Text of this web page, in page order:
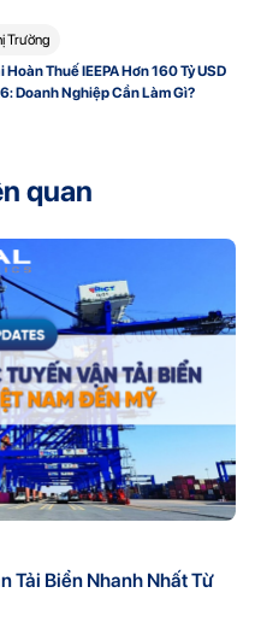
Trường
Hoàn Thuế IEEPA Hơn 160 Tỷ USD
Doanh Nghiệp Cần Làm Gì?
quan
Tải Biển Nhanh Nhất Từ